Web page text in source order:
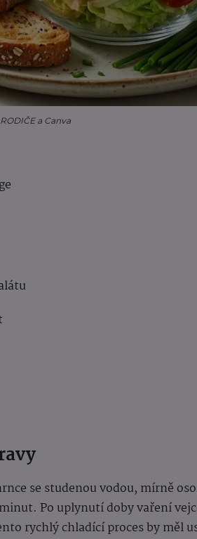
a Canva
se studenou vodou, mírně
Po uplynutí doby vaření
rychlý chladící proces by měl